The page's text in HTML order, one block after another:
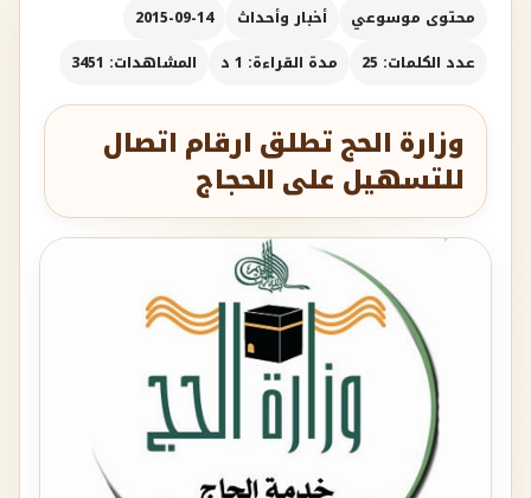
محتوى موسوعي أخبار وأحداث
2015-09-14
عدد الكلمات: 25
مدة القراءة: 1 د المشاهدات: 3451
وزارة الحج تطلق ارقام اتصال
للتسهيل على الحجاج